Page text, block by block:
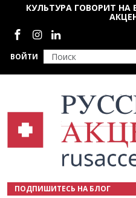
Перейти к основному
ВОЙТИ
КУЛЬТУРА ГОВОРИТ НА
Социальные сети
ПОДПИШИТЕСЬ НА БЛОГ